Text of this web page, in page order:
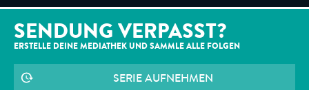
SENDUNG VERPASST?
ERSTELLE DEINE MEDIATHEK UND SAMMLE ALLE FOLGEN
SERIE AUFNEHMEN